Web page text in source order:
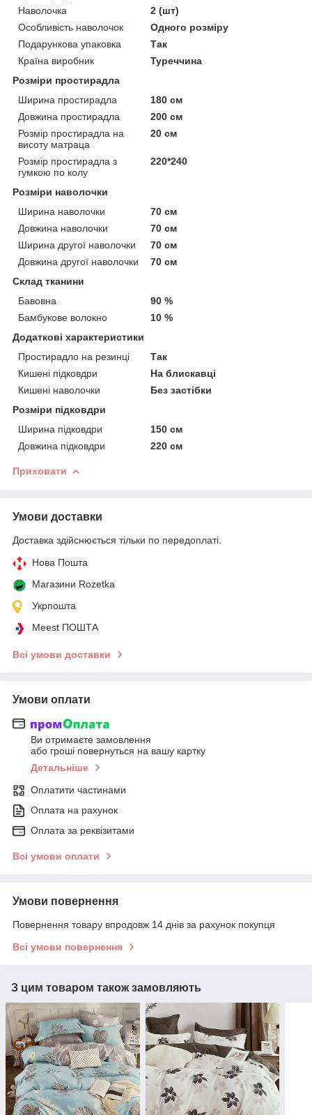
Наволочка
2 (шт)
Особливість наволочок
Одного розміру
Подарункова упаковка
Так
Країна виробник
Туреччина
Розміри простирадла
Ширина простирадла
180 см
Довжина простирадла
200 см
Розмір простирадла на
висоту матраца
20 см
Розмір простирадла з
гумкою по колу
220*240
Розміри наволочки
Ширина наволочки
70 см
Довжина наволочки
70 см
Ширина другої наволочки
70 см
Довжина другої наволочки
70 см
Склад тканини
Бавовна
90 %
Бамбукове волокно
10 %
Додаткові характеристики
Простирадло на резинці
Так
Кишені підковдри
На блискавці
Кишені наволочки
Без застібки
Розміри підковдри
Ширина підковдри
150 см
Довжина підковдри
220 см
Приховати
Умови доставки
Доставка здійснюється тільки по передоплаті.
Нова Пошта
Магазини Rozetka
Укрпошта
Meest ПОШТА
Всі умови доставки
Умови оплати
Ви отримаєте замовлення
або гроші повернуться на вашу картку
Детальніше
Оплатити частинами
Оплата на рахунок
Оплата за реквізитами
Всі умови оплати
Умови повернення
Повернення товару впродовж 14 днів за рахунок покупця
Всі умови повернення
З цим товаром також замовляють